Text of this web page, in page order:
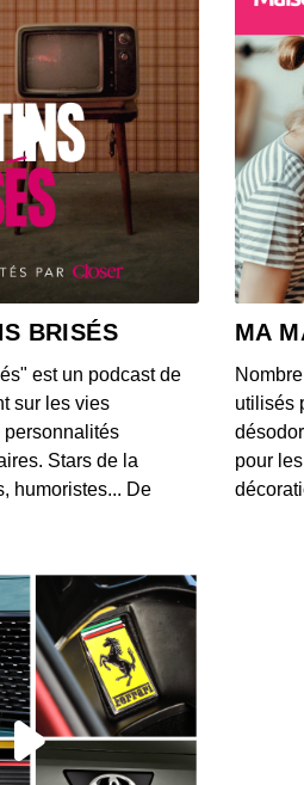
BRISÉS
est un podcast de
sur les vies
personnalités
Stars de la
humoristes... De
MA
utilisés
pour